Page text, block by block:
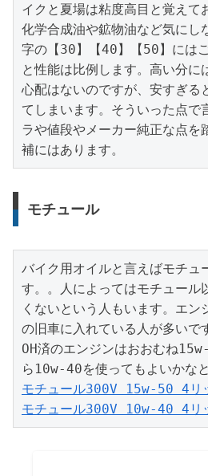
イクと夏場は粘度高目と覚えて
化学合成油や鉱物油など気にし
字の【30】【40】【50】には
と性能は比例します。高い分に
心配はないのですが、安すぎる
てしまいます。そういった点で
ラや値段やメーカー純正な点を
補にはあります。
モチュール
バイク用オイルと言えばモチュ
す。。人によってはモチュール
くないという人もいます。エン
の旧車に入れている人が多いで
OH済のエンジンはおおむね
モチュール300V 15w-50 4リ
モチュール300V 10w-40 4リ